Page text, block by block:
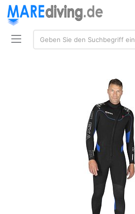
Suche:
Geben Sie den Suchbegriff ein